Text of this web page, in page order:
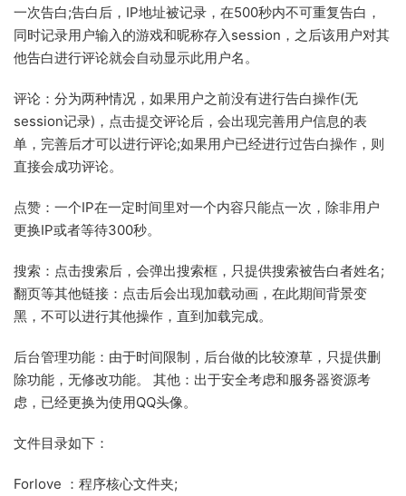
一次告白;告白后，IP地址被记录，在500秒内不可重复告白，
同时记录用户输入的游戏和昵称存入session，之后该用户对其
他告白进行评论就会自动显示此用户名。
评论：分为两种情况，如果用户之前没有进行告白操作(无
session记录)，点击提交评论后，会出现完善用户信息的表
单，完善后才可以进行评论;如果用户已经进行过告白操作，则
直接会成功评论。
点赞：一个IP在一定时间里对一个内容只能点一次，除非用户
更换IP或者等待300秒。
搜索：点击搜索后，会弹出搜索框，只提供搜索被告白者姓名;
翻页等其他链接：点击后会出现加载动画，在此期间背景变
黑，不可以进行其他操作，直到加载完成。
后台管理功能：由于时间限制，后台做的比较潦草，只提供删
除功能，无修改功能。 其他：出于安全考虑和服务器资源考
虑，已经更换为使用QQ头像。
文件目录如下：
Forlove ：程序核心文件夹;